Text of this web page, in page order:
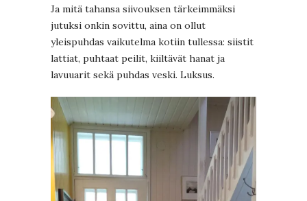
Ja mitä tahansa siivouksen tärkeimmäksi
jutuksi onkin sovittu, aina on ollut
yleispuhdas vaikutelma kotiin tullessa: siistit
lattiat, puhtaat peilit, kiiltävät hanat ja
lavuuarit sekä puhdas veski. Luksus.